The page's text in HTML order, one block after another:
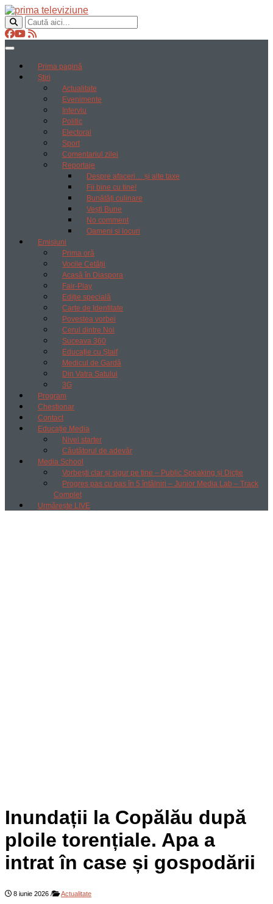
Prima pagină
Știri
Actualitate
Evenimente
Interviu
Politic
Electoral
Sport
Comentariul zilei
Reportaje
Despre afaceri… și alte taxe
Fii bine cu tine!
Bunătăți culinare
Vești Bune
No comment
Oameni si locuri
Emisiuni
Prima oră
Vocile Cetății
Acasă în Diaspora
Fair-Play
Ediție specială
Carte de Identitate
Povestea vorbei
Cerul dintre Noi
Suceava 360
Educație cu Ștaif
Medicul de Gardă
Din Vatra Satului
3G
Program
Chestionar
Contact
Educație Media
Nivel starter
Căutătorul de adevăr
Media School
Vorbești clar și sigur pe tine – Public Speaking și Dicție
Progres pas cu pas în 5 întâlniri – Junior Media Lab – Track
Complet
Urmărește LIVE
Inundații la Copălău după
ploile torențiale. Apa a
intrat în case și gospodării
8 iunie 2026 / Actualitate